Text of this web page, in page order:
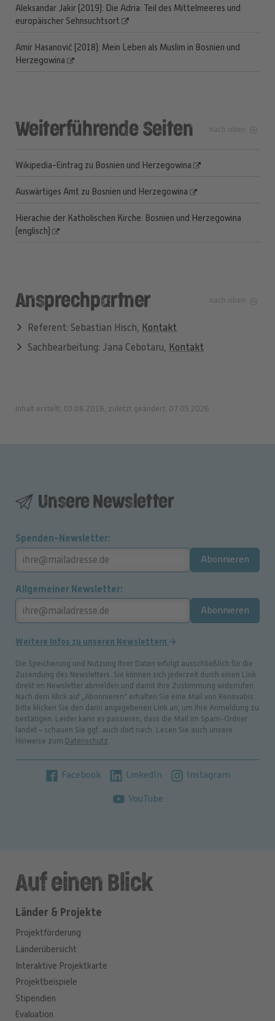
Aleksandar Jakir (2019): Die Adria: Teil des Mittelmeeres und
europäischer Sehnsuchtsort
Amir Hasanović (2018): Mein Leben als Muslim in Bosnien und
Herzegowina
Weiterführende Seiten
Wikipedia-Eintrag zu Bosnien und Herzegowina
Auswärtiges Amt zu Bosnien und Herzegowina
Hierachie der Katholischen Kirche: Bosnien und Herzegowina
(englisch)
Ansprechpartner
Referent: Sebastian Hisch, Kontakt
Sachbearbeitung: Jana Cebotaru, Kontakt
Inhalt erstellt: 03.08.2016, zuletzt geändert: 07.05.2026
Unsere Newsletter
Spenden-Newsletter
Abonnieren
Allgemeiner Newsletter
Abonnieren
Weitere Infos zu unseren Newslettern
Die Speicherung und Nutzung Ihrer Daten erfolgt ausschließlich für die
Zusendung des Newsletters. Sie können sich jederzeit durch einen Link
direkt im Newsletter abmelden und damit Ihre Zustimmung widerrufen.
Nach dem Klick auf „Abonnieren“ erhalten Sie eine Mail von Renovabis.
Bitte klicken Sie den darin angegebenen Link an, um Ihre Anmeldung zu
bestätigen. Leider kann es passieren, dass die Mail im Spam-Ordner
landet – schauen Sie ggf. auch dort nach. Lesen Sie auch unsere
Hinweise zum Datenschutz.
Facebook LinkedIn Instagram
YouTube
Auf einen Blick
Länder & Projekte
Projektförderung
Länderübersicht
Interaktive Projektkarte
Projektbeispiele
Stipendien
Evaluation